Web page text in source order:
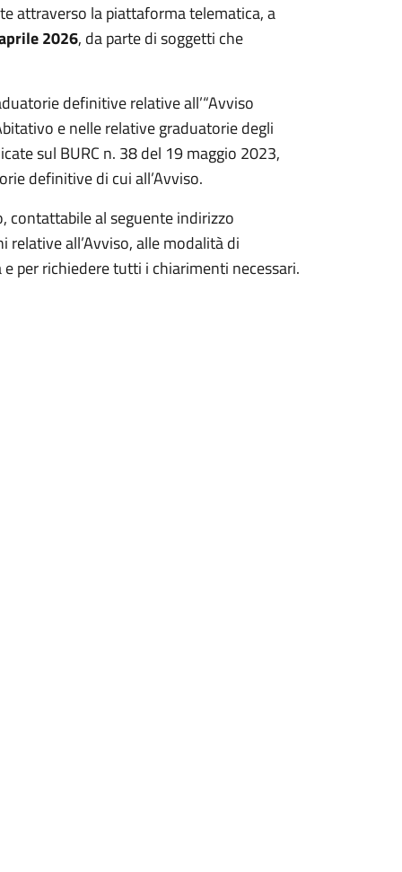
attraverso la piattaforma telematica, a
2026, da parte di soggetti che
definitive relative all’“Avviso
e nelle relative graduatorie degli
sul BURC n. 38 del 19 maggio 2023,
definitive di cui all’Avviso.
contattabile al seguente indirizzo
all’Avviso, alle modalità di
per richiedere tutti i chiarimenti necessari.